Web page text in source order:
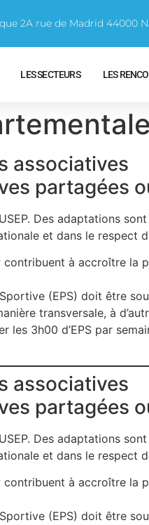
2A rue de Madrid 44000
LES SECTEURS LES
associatives
partagées
Des adaptations
et dans le respect
à accroître
(EPS) doit être
transversale, à
les 3h00 d’EPS par
associatives
partagées
Des adaptations
et dans le respect
à accroître
(EPS) doit être